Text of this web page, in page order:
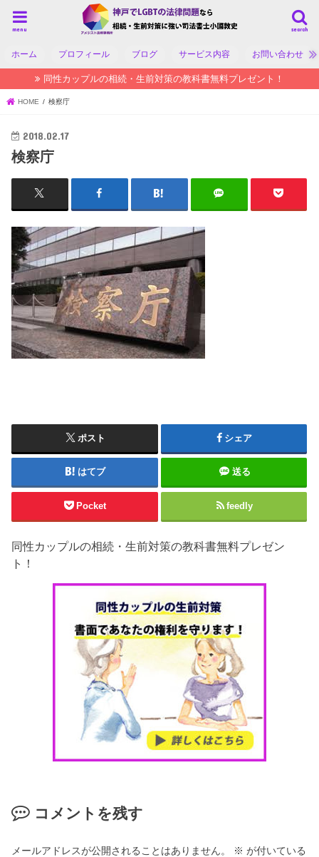
search
menu
ホーム プロフィール ブログ サービス内容 お問い合わせ
同性カップルの相続・生前対策の教科書無料プレゼント！
HOME 検察庁
2018.02.17
検察庁
ポスト シェア
はてブ 送る
Pocket feedly
同性カップルの相続・生前対策の教科書無料プレゼン
ト！
コメントを残す
メールアドレスが公開されることはありません。 ※ が付いている